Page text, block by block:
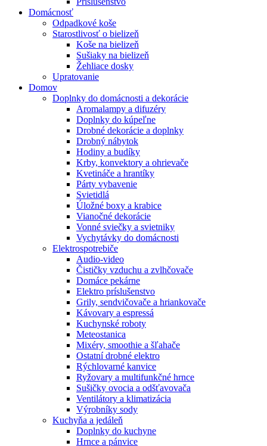
Domácnosť
Odpadkové koše
Starostlivosť o bielizeň
Koše na bielizeň
Sušiaky na bielizeň
Žehliace dosky
Upratovanie
Domov
Doplnky do domácnosti a dekorácie
Aromalampy a difuzéry
Doplnky do kúpeľne
Drobné dekorácie a doplnky
Drobný nábytok
Hodiny a budíky
Krby, konvektory a ohrievače
Kvetináče a hrantíky
Párty vybavenie
Svietidlá
Úložné boxy a krabice
Vianočné dekorácie
Vonné sviečky a svietniky
Vychytávky do domácnosti
Elektrospotrebiče
Audio-video
Čističky vzduchu a zvlhčovače
Domáce pekárne
Elektro príslušenstvo
Grily, sendvičovače a hriankovače
Kávovary a espressá
Kuchynské roboty
Meteostanica
Mixéry, smoothie a šľahače
Ostatní drobné elektro
Rýchlovarné kanvice
Ryžovary a multifunkčné hrnce
Sušičky ovocia a odšťavovača
Ventilátory a klimatizácia
Výrobníky sody
Kuchyňa a jedáleň
Doplnky do kuchyne
Hrnce a pánvice